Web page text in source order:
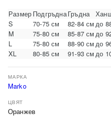
Размер ПодгръднаГръдна
S
70-75 см 82-84 см до
M
75-80 см 85-87 см до
L
75-80 см 88-90 см до
XL
80-85 см 91-93 см до
МАРКА
Marko
ЦВЯТ
Оранжев